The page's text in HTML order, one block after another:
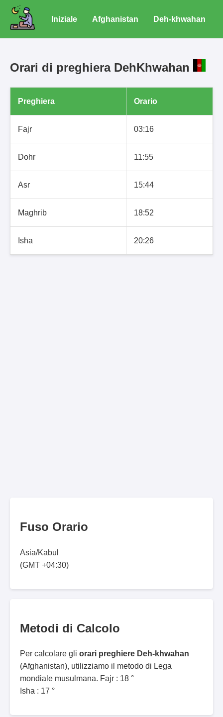
Iniziale Afghanistan Deh-khwahan
Orari di preghiera DehKhwahan
Preghiera Orario
Fajr 03:16
Dohr 11:55
Asr 15:44
Maghrib 18:52
Isha 20:26
Fuso Orario
Asia/Kabul
(GMT +04:30)
Metodi di Calcolo
Per calcolare gli orari preghiere Deh-khwahan
(Afghanistan), utilizziamo il metodo di Lega
mondiale musulmana. Fajr : 18 °
Isha : 17 °